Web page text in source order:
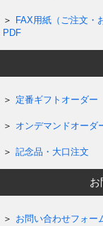
FAX用紙（ご注文・
PDF
定番ギフトオーダー
オンデマンドオーダ
記念品・大口注文
お
お問い合わせフォー